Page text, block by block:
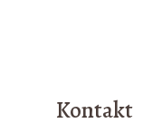
Kontakt